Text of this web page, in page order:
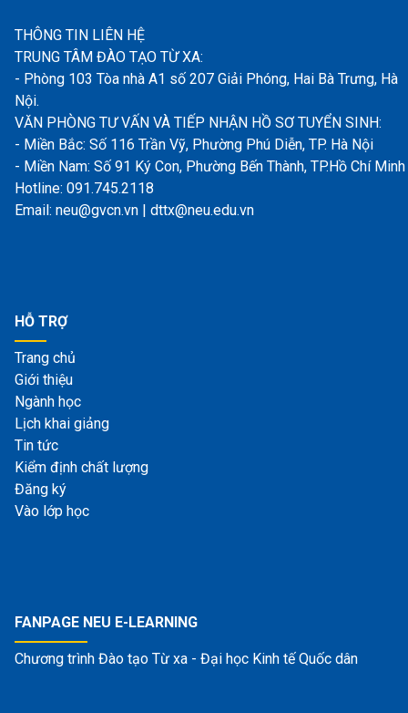
THÔNG TIN LIÊN HỆ
TRUNG TÂM ĐÀO TẠO TỪ XA:
- Phòng 103 Tòa nhà A1 số 207 Giải Phóng, Hai Bà Trưng, Hà
Nội.
VĂN PHÒNG TƯ VẤN VÀ TIẾP NHẬN HỒ SƠ TUYỂN SINH:
- Miền Bắc: Số 116 Trần Vỹ, Phường Phú Diễn, TP. Hà Nội
- Miền Nam: Số 91 Ký Con, Phường Bến Thành, TP.Hồ Chí Minh
Hotline: 091.745.2118
Email: neu@gvcn.vn | dttx@neu.edu.vn
HỖ TRỢ
Trang chủ
Giới thiệu
Ngành học
Lịch khai giảng
Tin tức
Kiểm định chất lượng
Đăng ký
Vào lớp học
FANPAGE NEU E-LEARNING
Chương trình Đào tạo Từ xa - Đại học Kinh tế Quốc dân